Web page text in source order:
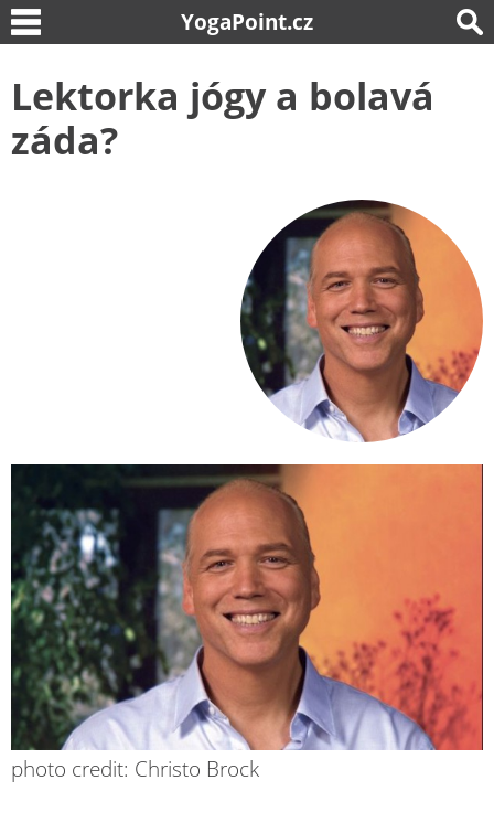
YogaPoint.cz
Lektorka jógy a bolavá
záda?
photo credit: Christo Brock